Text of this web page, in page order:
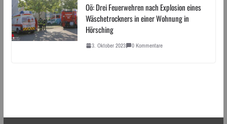
Oö: Drei Feuerwehren nach Explosion eines
Wäschetrockners in einer Wohnung in
Hörsching
3. Oktober 2023 0 Kommentare